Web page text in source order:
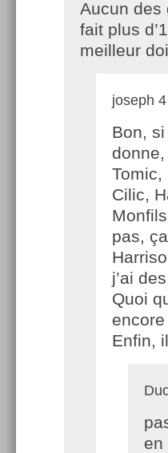
Aucun des
fait plus
meilleur
joseph
Bon,
donne,
Tomic,
Cilic,
pas,
j’ai
Quoi
Enfin,
en